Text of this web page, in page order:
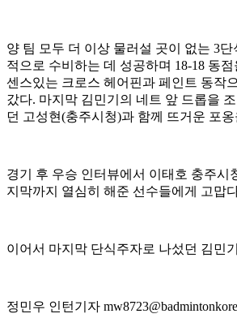
양 팀 모두 더 이상 물러설 곳이 없는 3단
적으로 수비하는 데 성공하며 18-18 동점
센스있는 크로스 헤어핀과 페인트 동작
갔다. 마지막 김민기의 네트 앞 드롭을
던 고성현(충주시청)과 함께 뜨거운 포
경기 후 우승 인터뷰에서 이태호 충주시
지막까지 열심히 해준 선수들에게 고맙
이어서 마지막 단식주자로 나섰던 김민
정민우 인턴기자